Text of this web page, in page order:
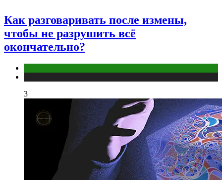
Как разговаривать после измены,
чтобы не разрушить всё
окончательно?
3